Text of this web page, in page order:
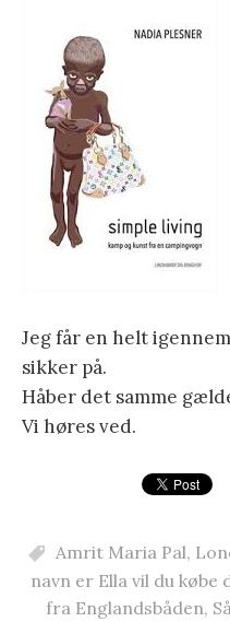
Jeg får en helt
sikker på.
Håber det samme
Vi høres ved.
Amrit Maria Pal,
navn er Ella vil du købe
fra Englandsbåden,